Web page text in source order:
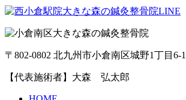
〒802-0802 北九州市小倉南区城野1丁目6-1
【代表施術者】大森 弘太郎